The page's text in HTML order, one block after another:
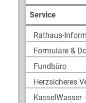
Service
Rathaus-
Formulare &
Fundbüro
Herzsicheres
KasselWasser